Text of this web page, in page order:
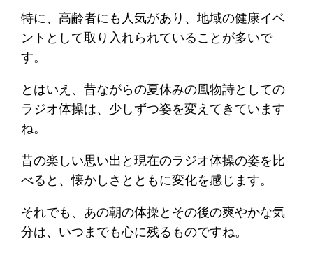
特に、高齢者にも人気があり、地域の健康イベ
ントとして取り入れられていることが多いで
す。
とはいえ、昔ながらの夏休みの風物詩としての
ラジオ体操は、少しずつ姿を変えてきています
ね。
昔の楽しい思い出と現在のラジオ体操の姿を比
べると、懐かしさとともに変化を感じます。
それでも、あの朝の体操とその後の爽やかな気
分は、いつまでも心に残るものですね。